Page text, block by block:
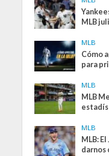
MLB
MLB
Cómo
para
MLB
MLB
MLB
MLB:
darnos